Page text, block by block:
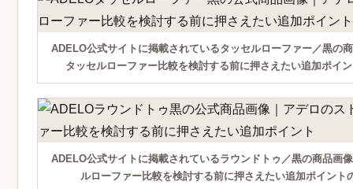
ADELO公式サイトに掲載されているタッセルローファー／黒の
タッセルローファー比較を検討する前に押さえたい追加ポイ
ADELO公式サイトに掲載されているラウンドトゥ／黒の商品画
ルローファー比較を検討する前に押さえたい追加ポイン